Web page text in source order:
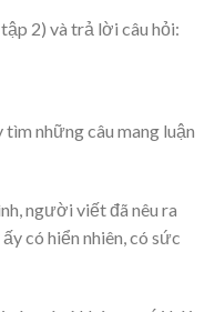
2) và trả lời câu hỏi:
tìm những câu mang luận
người viết đã nêu ra
có hiển nhiên, có sức